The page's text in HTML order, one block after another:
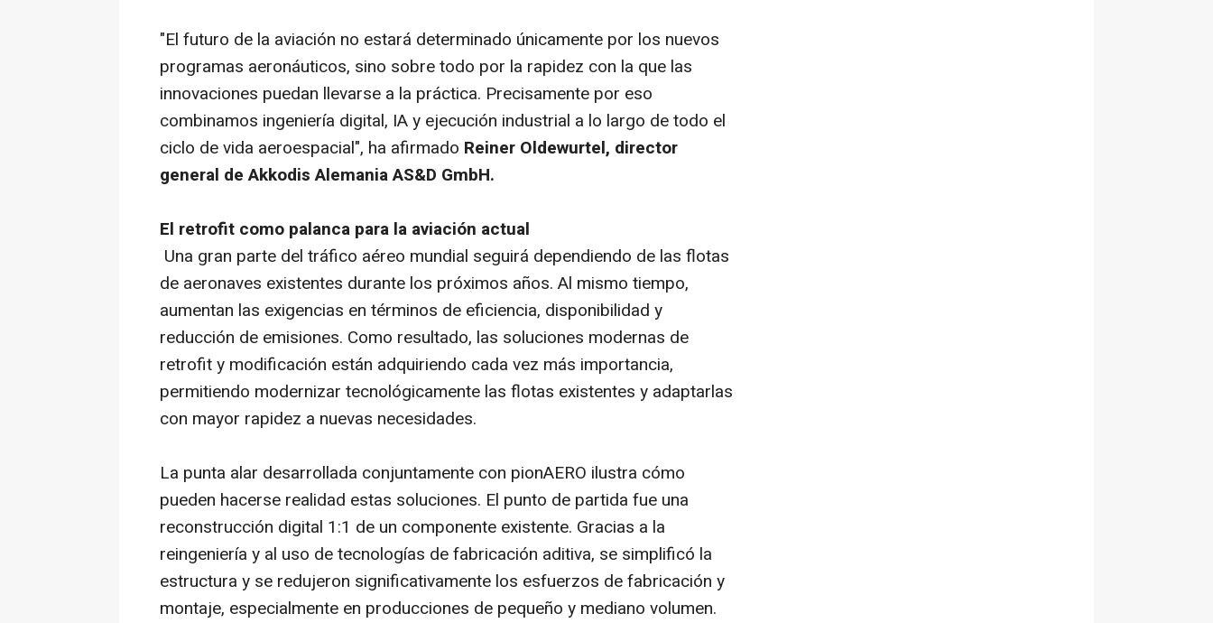
"El futuro de la aviación no estará determinado únicamente por los nuevos
programas aeronáuticos, sino sobre todo por la rapidez con la que las
innovaciones puedan llevarse a la práctica. Precisamente por eso
combinamos ingeniería digital, IA y ejecución industrial a lo largo de todo el
ciclo de vida aeroespacial", ha afirmado Reiner Oldewurtel, director
general de Akkodis Alemania AS&D GmbH.
El retrofit como palanca para la aviación actual
Una gran parte del tráfico aéreo mundial seguirá dependiendo de las flotas
de aeronaves existentes durante los próximos años. Al mismo tiempo,
aumentan las exigencias en términos de eficiencia, disponibilidad y
reducción de emisiones. Como resultado, las soluciones modernas de
retrofit y modificación están adquiriendo cada vez más importancia,
permitiendo modernizar tecnológicamente las flotas existentes y adaptarlas
con mayor rapidez a nuevas necesidades.
La punta alar desarrollada conjuntamente con pionAERO ilustra cómo
pueden hacerse realidad estas soluciones. El punto de partida fue una
reconstrucción digital 1:1 de un componente existente. Gracias a la
reingeniería y al uso de tecnologías de fabricación aditiva, se simplificó la
estructura y se redujeron significativamente los esfuerzos de fabricación y
montaje, especialmente en producciones de pequeño y mediano volumen.